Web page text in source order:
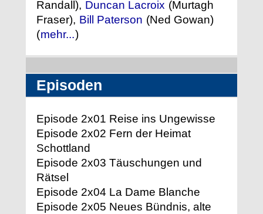
Randall), Duncan Lacroix (Murtagh
Fraser), Bill Paterson (Ned Gowan)
(mehr...)
Episoden
Episode 2x01 Reise ins Ungewisse
Episode 2x02 Fern der Heimat
Schottland
Episode 2x03 Täuschungen und
Rätsel
Episode 2x04 La Dame Blanche
Episode 2x05 Neues Bündnis, alte